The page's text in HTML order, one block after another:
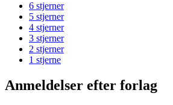
6 stjerner
5 stjerner
4 stjerner
3 stjerner
2 stjerner
1 stjerne
Anmeldelser efter forlag